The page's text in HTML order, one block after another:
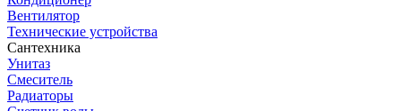
Вентилятор
Технические устройства
Сантехника
Унитаз
Смеситель
Радиаторы